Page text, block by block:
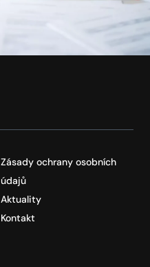
Zásady ochrany osobních
údajů
Aktuality
Kontakt